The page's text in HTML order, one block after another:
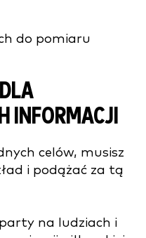
do pomiaru
INFORMACJI
celów, musisz
i podążać za tą
na ludziach i